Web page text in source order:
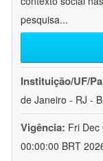
pesquisa...
Instituição/UF/
de Janeiro - RJ -
Vigência: Fri Dec
00:00:00 BRT